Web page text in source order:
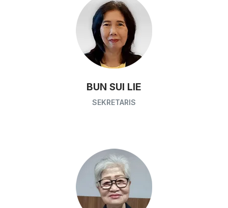
BUN SUI LIE
SEKRETARIS